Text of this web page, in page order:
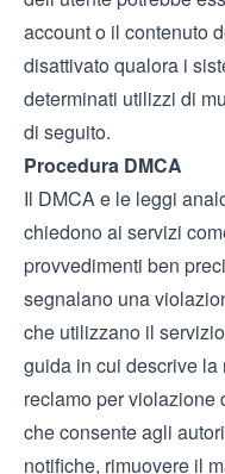
account o il contenuto
disattivato qualora i
determinati utilizzi di
di seguito.
Procedura DMCA
Il DMCA e le leggi
chiedono ai servizi
provvedimenti ben
segnalano una
che utilizzano il
guida in cui descrive
reclamo per violazione
che consente agli
notifiche, rimuovere il